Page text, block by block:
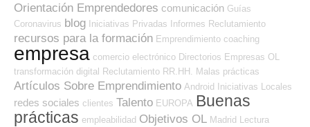
Orientación Emprendedores comunicación Guías
Coronavirus blog Iniciativas Privadas Informes Reclutamiento
recursos para la formación Emprendimiento coaching
empresa comercio electrónico Directorios Empresas OL
transformación digital Reclutamiento RR.HH. Malas prácticas
Artículos Sobre Emprendimiento Android Iniciativas Locales
redes sociales clientes Talento EUROPA Buenas
prácticas empleabilidad Objetivos OL Madrid Lectura